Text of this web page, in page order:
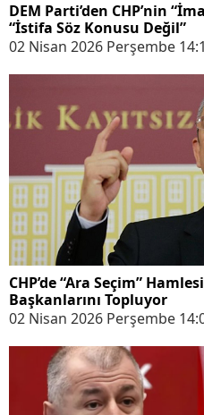
DEM Parti’den CHP’nin
“İstifa Söz Konusu Değil”
02 Nisan 2026 Perşembe
CHP’de “Ara Seçim”
Başkanlarını Topluyor
02 Nisan 2026 Perşembe